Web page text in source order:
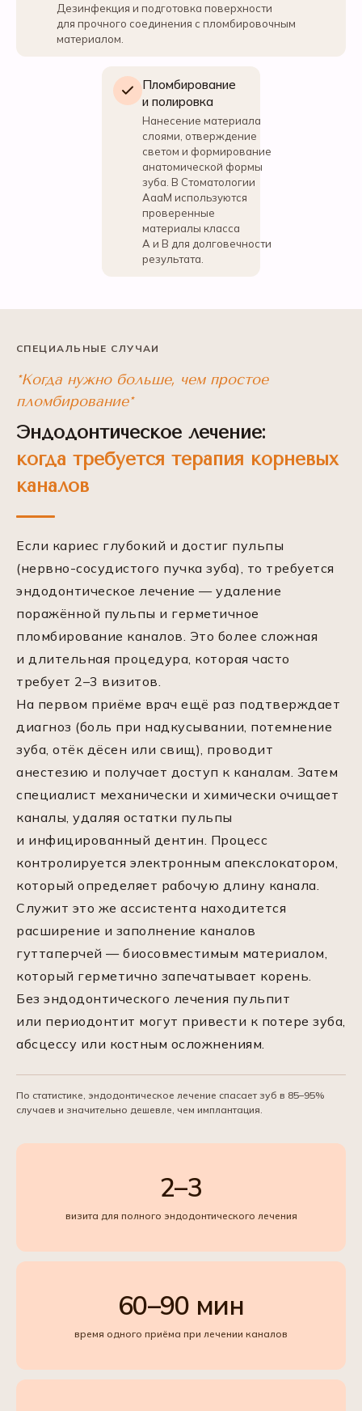
Дезинфекция и подготовка поверхности
для прочного соединения с пломбировочным
материалом.
Пломбирование
и полировка
Нанесение материала
слоями, отверждение
светом и формирование
анатомической формы
зуба. В Стоматологии
АааМ используются
проверенные
материалы класса
А и В для долговечности
результата.
СПЕЦИАЛЬНЫЕ СЛУЧАИ
*Когда нужно больше, чем простое
пломбирование*
Эндодонтическое лечение:
когда требуется терапия корневых
каналов
Если кариес глубокий и достиг пульпы
(нервно-сосудистого пучка зуба), то требуется
эндодонтическое лечение — удаление
поражённой пульпы и герметичное
пломбирование каналов. Это более сложная
и длительная процедура, которая часто
требует 2–3 визитов.
На первом приёме врач ещё раз подтверждает
диагноз (боль при надкусывании, потемнение
зуба, отёк дёсен или свищ), проводит
анестезию и получает доступ к каналам. Затем
специалист механически и химически очищает
каналы, удаляя остатки пульпы
и инфицированный дентин. Процесс
контролируется электронным апекслокатором,
который определяет рабочую длину канала.
Служит это же ассистента находитется
расширение и заполнение каналов
гуттаперчей — биосовместимым материалом,
который герметично запечатывает корень.
Без эндодонтического лечения пульпит
или периодонтит могут привести к потере зуба,
абсцессу или костным осложнениям.
По статистике, эндодонтическое лечение спасает зуб в 85–95%
случаев и значительно дешевле, чем имплантация.
2–3
визита для полного эндодонтического лечения
60–90 мин
время одного приёма при лечении каналов